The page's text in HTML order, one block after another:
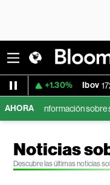
+1.30% Ibov 172,513.42
AHORA
información sobre su
Noticias
Descubre las últimas noticias